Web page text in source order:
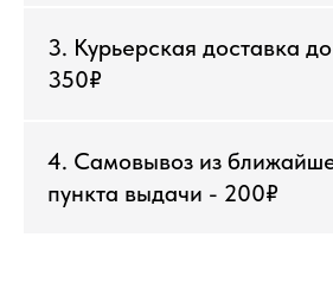
3. Курьерская доставка
350₽
4. Самовывоз из
пункта выдачи - 200₽